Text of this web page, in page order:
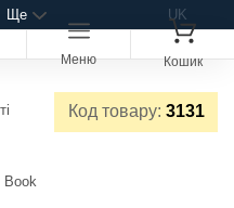
Ще UK
Меню Кошик
Код товару: 3131
Book